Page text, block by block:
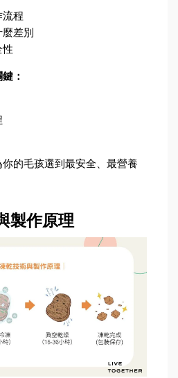
流程
差別
性
：
的毛孩選到最安全、最營養
製作原理